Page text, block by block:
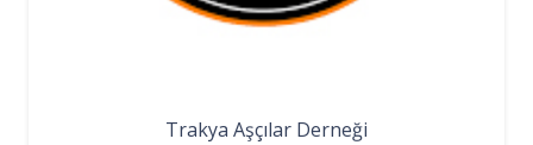
Trakya Aşçılar Derneği